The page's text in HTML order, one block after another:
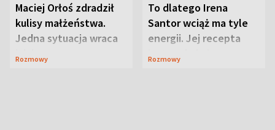
Maciej Orłoś zdradził
kulisy małżeństwa.
Jedna sytuacja wraca
jak bumerang
Rozmowy
To dlatego Irena
Santor wciąż ma tyle
energii. Jej recepta
jest zaskakująco
Rozmowy